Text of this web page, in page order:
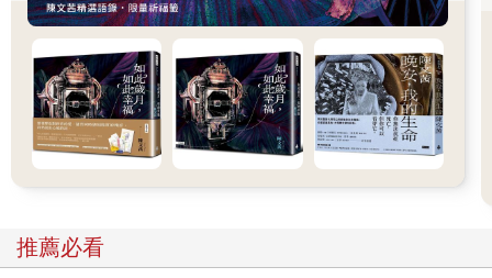
這年頭，用「愛」這個字來勒索情感，似乎成了理所當然的事。
吃完飯，回到房間坐到電腦前，準備開始熬夜工作。我是設計
師，自然生活作息也得像個設計師，但並不是因為我晚上比較有
靈感，而是我討厭晚上，我害怕黑暗，我無法在漆黑的房間裡入
睡。
我的房間總是比別人多了好幾盞燈，環保這件事，我很抱歉，只
我害怕突然停電，或燈泡壞掉，那我會頓時崩潰，不是開玩笑
推薦必看